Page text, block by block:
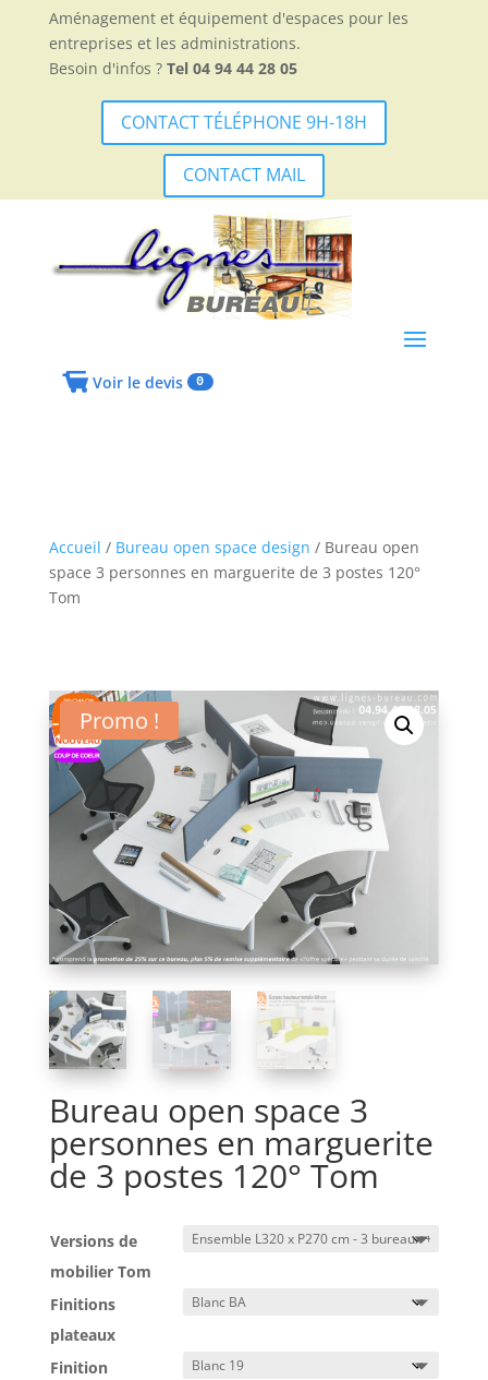
Aménagement et équipement d'espaces pour les
entreprises et les administrations.
Besoin d'infos ? Tel 04 94 44 28 05
CONTACT TÉLÉPHONE 9H-18H
CONTACT MAIL
Voir le devis 0
Accueil / Bureau open space design / Bureau open
space 3 personnes en marguerite de 3 postes 120°
Tom
Promo !
Bureau open space 3
personnes en marguerite
de 3 postes 120° Tom
Versions de
mobilier Tom
Finitions
plateaux
Finition